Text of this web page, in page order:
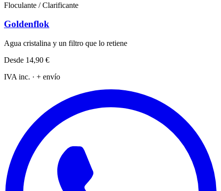
Floculante / Clarificante
Goldenflok
Agua cristalina y un filtro que lo retiene
Desde 14,90 €
IVA inc. · + envío